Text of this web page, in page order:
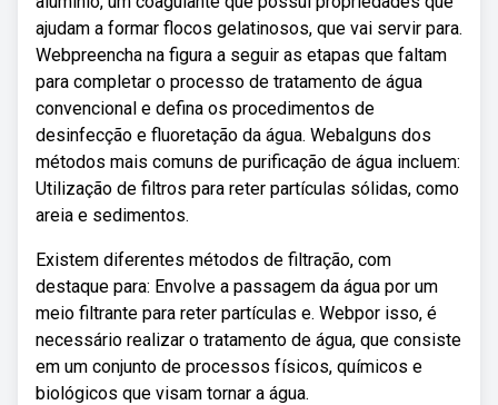
ajudam a formar flocos gelatinosos, que vai servir para.
Webpreencha na figura a seguir as etapas que faltam
para completar o processo de tratamento de água
convencional e defina os procedimentos de
desinfecção e fluoretação da água. Webalguns dos
métodos mais comuns de purificação de água incluem:
Utilização de filtros para reter partículas sólidas, como
areia e sedimentos.
Existem diferentes métodos de filtração, com
destaque para: Envolve a passagem da água por um
meio filtrante para reter partículas e. Webpor isso, é
necessário realizar o tratamento de água, que consiste
em um conjunto de processos físicos, químicos e
biológicos que visam tornar a água.